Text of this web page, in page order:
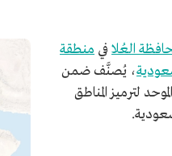
العُلا في منطقة
، يُصنَّف ضمن
لترميز المناطق